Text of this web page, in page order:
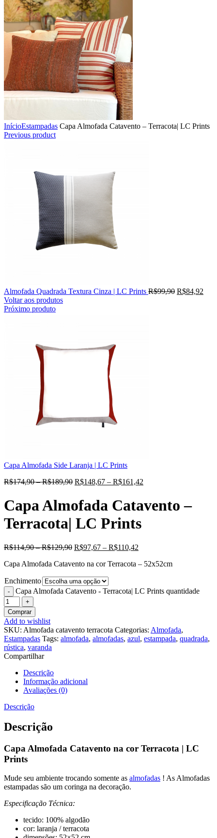
InícioEstampadas Capa Almofada Catavento – Terracota| LC Prints
Previous product
Almofada Quadrada Textura Cinza | LC Prints R$99,90 R$84,92
Voltar aos produtos
Próximo produto
Capa Almofada Side Laranja | LC Prints
R$174,90–R$189,90 R$148,67 – R$161,42
Capa Almofada Catavento –
Terracota| LC Prints
R$114,90–R$129,90 R$97,67 – R$110,42
Capa Almofada Catavento na cor Terracota – 52x52cm
Enchimento
Capa Almofada Catavento - Terracota| LC Prints quantidade
Comprar
Add to wishlist
SKU: Almofada catavento terracota Categorias: Almofada,
Estampadas Tags: almofada, almofadas, azul, estampada, quadrada,
rústica, varanda
Compartilhar
Descrição
Informação adicional
Avaliações (0)
Descrição
Descrição
Capa Almofada Catavento na cor Terracota | LC
Prints
Mude seu ambiente trocando somente as almofadas ! As Almofadas
estampadas são um coringa na decoração.
Especificação Técnica:
tecido: 100% algodão
cor: laranja / terracota